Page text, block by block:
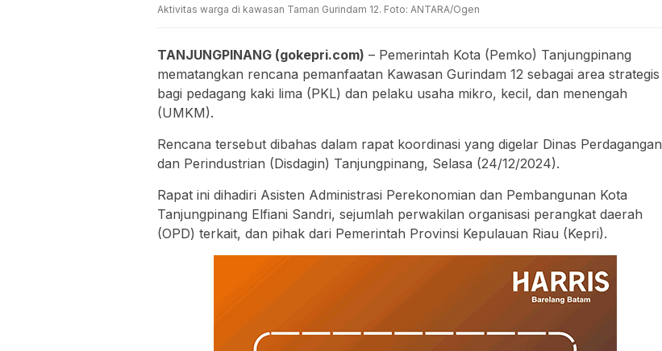
Aktivitas warga di kawasan Taman Gurindam 12. Foto: ANTARA/Ogen
TANJUNGPINANG (gokepri.com) – Pemerintah Kota (Pemko) Tanjungpinang
mematangkan rencana pemanfaatan Kawasan Gurindam 12 sebagai area strategis
bagi pedagang kaki lima (PKL) dan pelaku usaha mikro, kecil, dan menengah
(UMKM).
Rencana tersebut dibahas dalam rapat koordinasi yang digelar Dinas Perdagangan
dan Perindustrian (Disdagin) Tanjungpinang, Selasa (24/12/2024).
Rapat ini dihadiri Asisten Administrasi Perekonomian dan Pembangunan Kota
Tanjungpinang Elfiani Sandri, sejumlah perwakilan organisasi perangkat daerah
(OPD) terkait, dan pihak dari Pemerintah Provinsi Kepulauan Riau (Kepri).